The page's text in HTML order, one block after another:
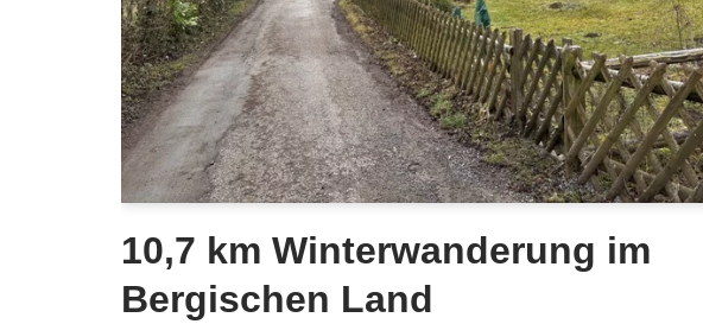
10,7 km Winterwanderung im
Bergischen Land